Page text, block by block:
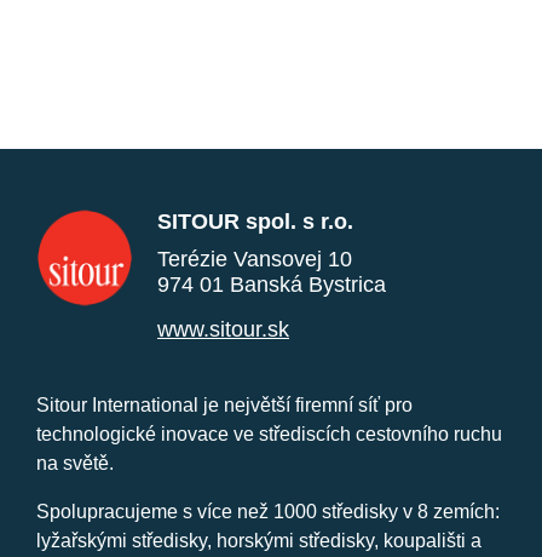
SITOUR spol. s r.o.
Terézie Vansovej 10
974 01 Banská Bystrica
www.sitour.sk
Sitour International je největší firemní síť pro
technologické inovace ve střediscích cestovního ruchu
na světě.
Spolupracujeme s více než 1000 středisky v 8 zemích:
lyžařskými středisky, horskými středisky, koupališti a